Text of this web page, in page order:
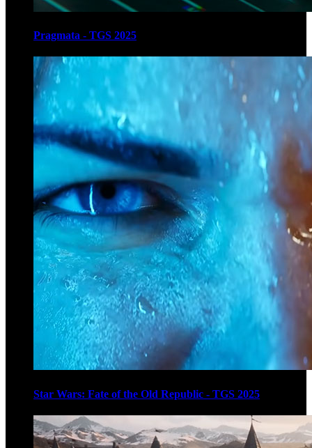
Pragmata - TGS 2025
Star Wars: Fate of the Old Republic - TGS 2025